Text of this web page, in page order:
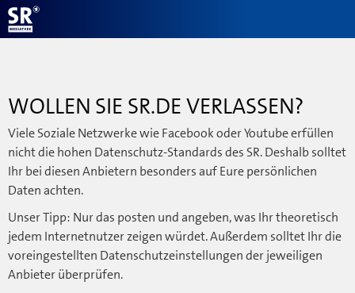
WOLLEN SIE SR.DE VERLASSEN?
Viele Soziale Netzwerke wie Facebook oder Youtube erfüllen
nicht die hohen Datenschutz-Standards des SR. Deshalb solltet
Ihr bei diesen Anbietern besonders auf Eure persönlichen
Daten achten.
Unser Tipp: Nur das posten und angeben, was Ihr theoretisch
jedem Internetnutzer zeigen würdet. Außerdem solltet Ihr die
voreingestellten Datenschutzeinstellungen der jeweiligen
Anbieter überprüfen.